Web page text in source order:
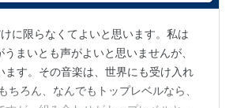
に限らなくてよいと思います。私は
まいとも声がよいと思いませんが、
ます。その音楽は、世界にも受け入れ
ちろん、なんでもトップレベルなら、